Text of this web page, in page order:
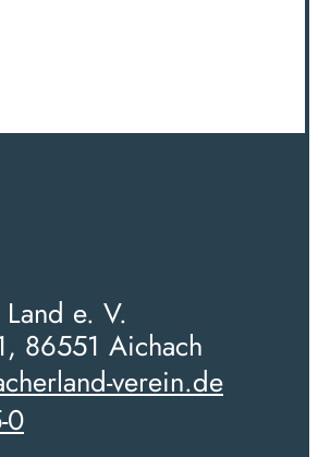
e. V.
86551 Aichach
verein.de
0